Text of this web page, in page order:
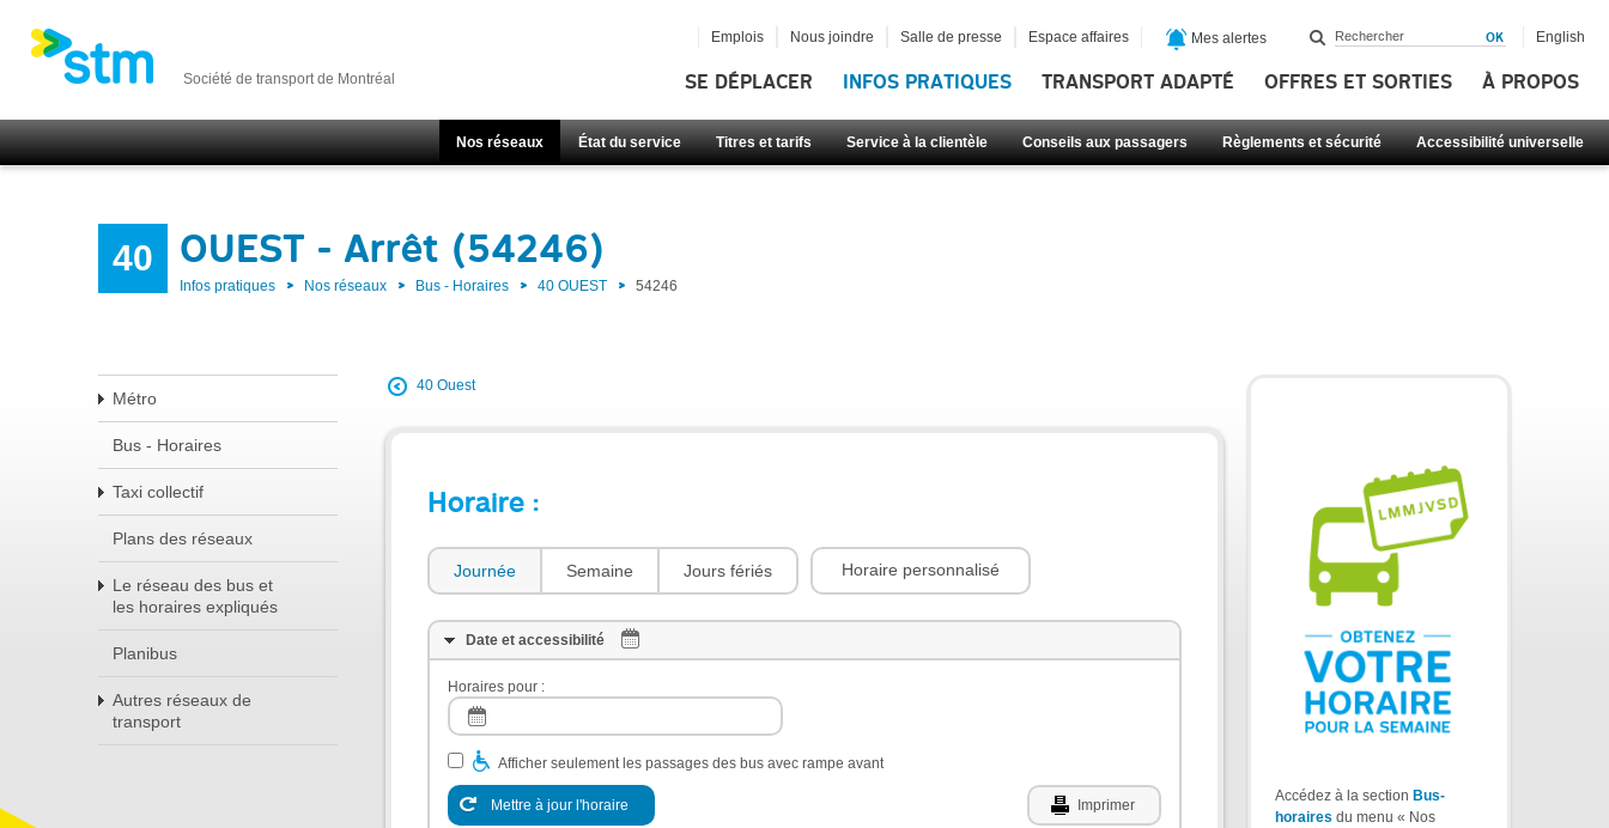
Société de transport de Montréal SE DÉPLACER INFOS PRATIQUES TRANSPORT ADAPTÉ OFFRES ET SORTIES À PROPOS
Nos réseaux État du service Titres et tarifs Service à la clientèle Conseils aux passagers Règlements et sécurité Accessibilité universelle
Emplois Nous joindre Salle de presse Espace affaires Mes alertes English
40 OUEST - Arrêt (54246)
Infos pratiques Nos réseaux Bus - Horaires 40 OUEST 54246
Métro
Bus - Horaires
Taxi collectif
Plans des réseaux
Le réseau des bus et
les horaires expliqués
Planibus
Autres réseaux de
transport
40 Ouest
Horaire :
Journée Semaine Jours fériés Horaire personnalisé
Date et accessibilité
Horaires pour :
Afficher seulement les passages des bus avec rampe avant
Mettre à jour l'horaire Imprimer
Accédez à la section Bus-
horaires du menu « Nos